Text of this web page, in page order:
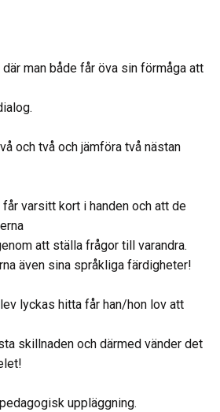
man både får öva sin förmåga att
och två och jämföra två nästan
får varsitt kort i handen och att de
att ställa frågor till varandra.
även sina språkliga färdigheter!
lyckas hitta får han/hon lov att
skillnaden och därmed vänder det
uppläggning.